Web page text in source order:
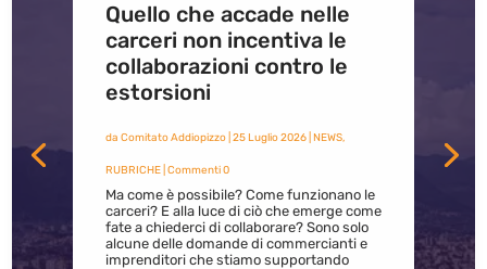
Quello che accade nelle
carceri non incentiva le
collaborazioni contro le
estorsioni
da Comitato Addiopizzo| 25 Luglio 2026| NEWS,
RUBRICHE| Commenti 0
Ma come è possibile? Come funzionano le
carceri? E alla luce di ciò che emerge come
fate a chiederci di collaborare? Sono solo
alcune delle domande di commercianti e
imprenditori che stiamo supportando